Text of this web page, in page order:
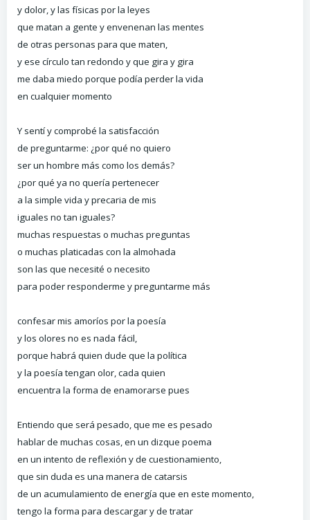
y dolor, y las físicas por la leyes
que matan a gente y envenenan las mentes
de otras personas para que maten,
y ese círculo tan redondo y que gira y gira
me daba miedo porque podía perder la vida
en cualquier momento
Y sentí y comprobé la satisfacción
de preguntarme: ¿por qué no quiero
ser un hombre más como los demás?
¿por qué ya no quería pertenecer
a la simple vida y precaria de mis
iguales no tan iguales?
muchas respuestas o muchas preguntas
o muchas platicadas con la almohada
son las que necesité o necesito
para poder responderme y preguntarme más
confesar mis amoríos por la poesía
y los olores no es nada fácil,
porque habrá quien dude que la política
y la poesía tengan olor, cada quien
encuentra la forma de enamorarse pues
Entiendo que será pesado, que me es pesado
hablar de muchas cosas, en un dizque poema
en un intento de reflexión y de cuestionamiento,
que sin duda es una manera de catarsis
de un acumulamiento de energía que en este momento,
tengo la forma para descargar y de tratar